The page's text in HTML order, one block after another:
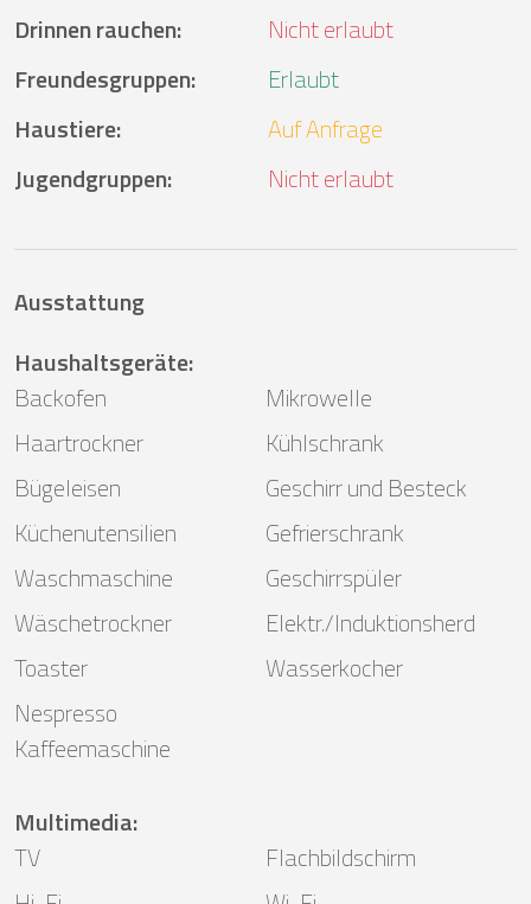
Drinnen rauchen:
Nicht erlaubt
Freundesgruppen:
Erlaubt
Haustiere:
Auf Anfrage
Jugendgruppen: Nicht erlaubt
Ausstattung
Haushaltsgeräte:
Backofen
Mikrowelle
Haartrockner
Kühlschrank
Bügeleisen
Geschirr und Besteck
Küchenutensilien
Gefrierschrank
Waschmaschine
Geschirrspüler
Wäschetrockner
Elektr./Induktionsherd
Toaster
Wasserkocher
Nespresso
Kaffeemaschine
Multimedia:
TV
Flachbildschirm